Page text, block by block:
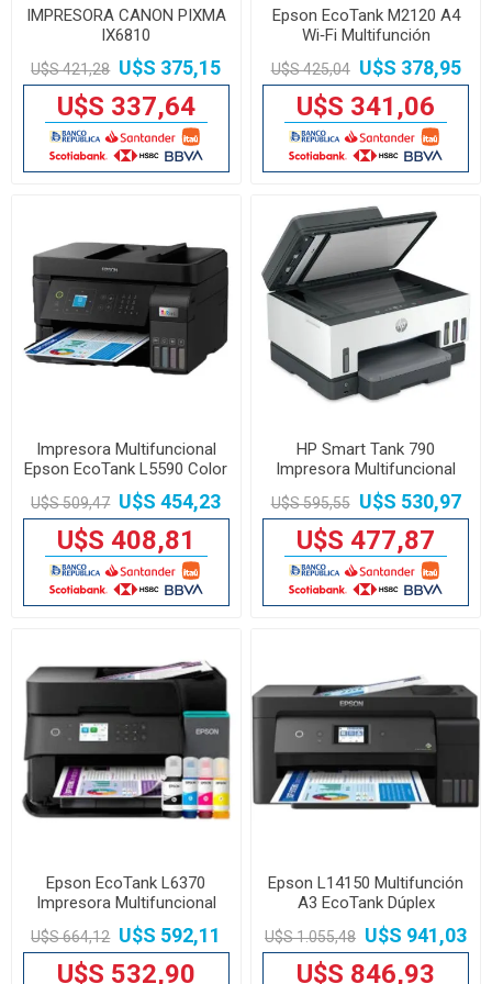
IMPRESORA CANON PIXMA
IX6810
U$S 421,28 U$S 375,15
U$S 337,64
Epson EcoTank M2120 A4
Wi‑Fi Multifunción
Monocromo
U$S 425,04 U$S 378,95
U$S 341,06
Impresora Multifuncional
Epson EcoTank L5590 Color
USB Wi-Fi Fax
U$S 509,47 U$S 454,23
U$S 408,81
HP Smart Tank 790
Impresora Multifuncional
Wi-Fi Dúplex Blanco Part
Number 4WF66A
U$S 595,55 U$S 530,97
U$S 477,87
Epson EcoTank L6370
Impresora Multifuncional
Wi-Fi Dúplex ADF
U$S 664,12 U$S 592,11
U$S 532,90
Epson L14150 Multifunción
A3 EcoTank Dúplex
Automático Color
C11CH96303
U$S 1.055,48 U$S 941,03
U$S 846,93